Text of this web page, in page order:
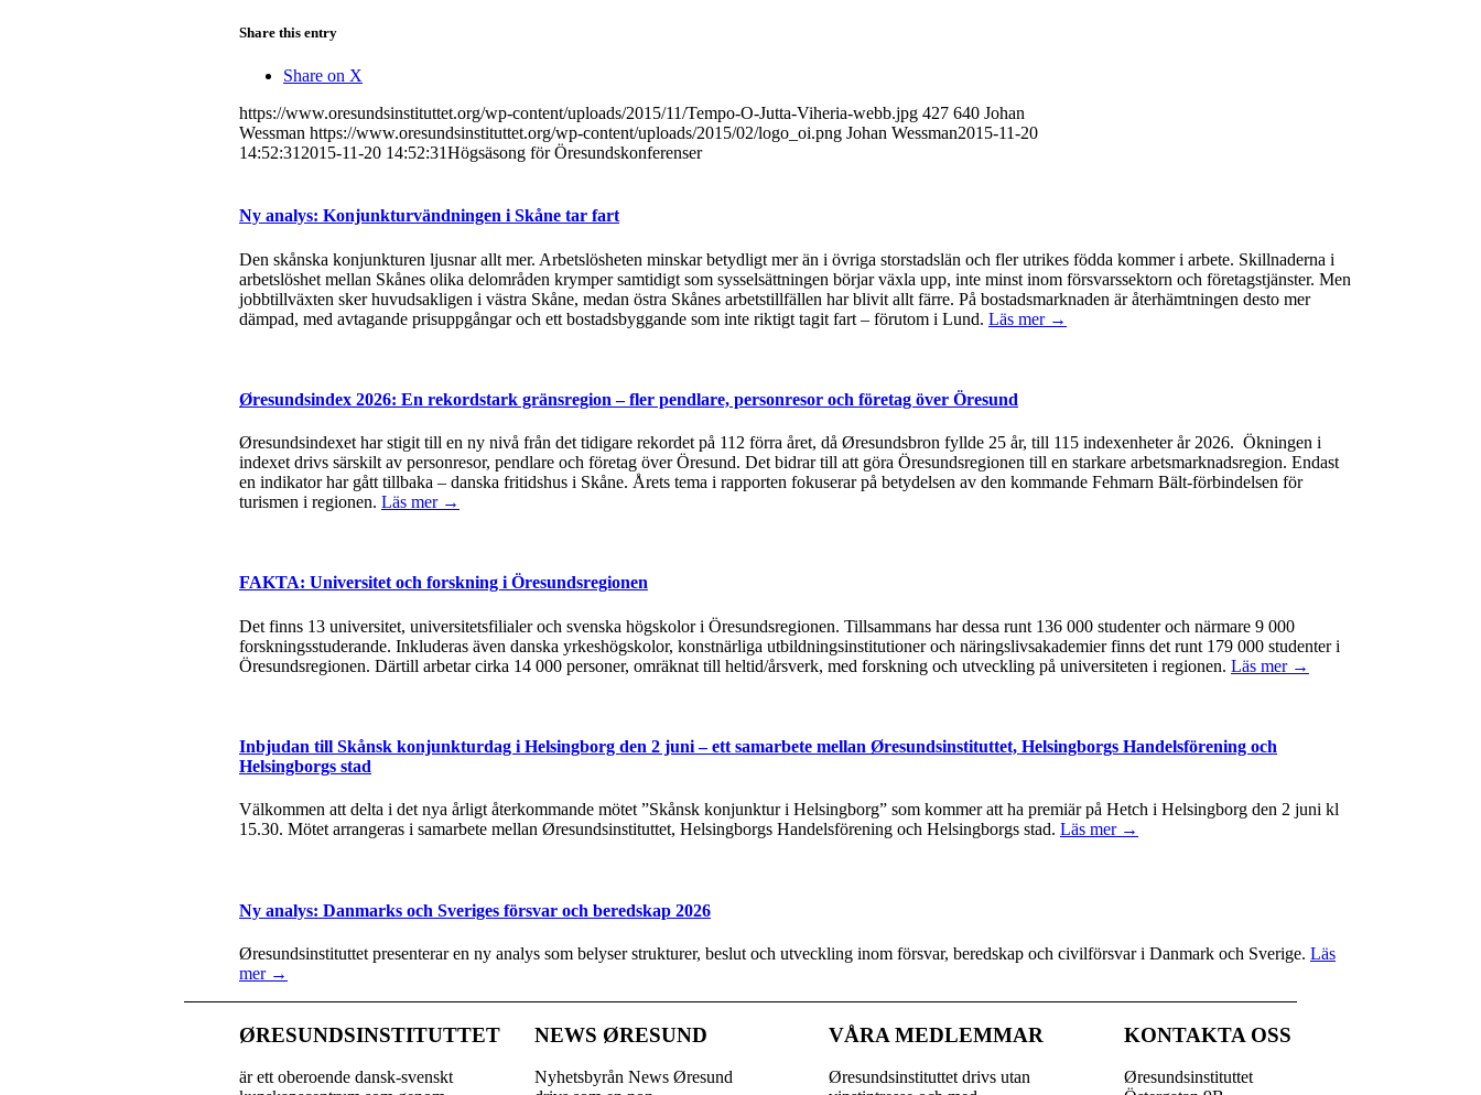
Share this entry
Share on X
https://www.oresundsinstituttet.org/wp-content/uploads/2015/11/Tempo-O-Jutta-Viheria-webb.jpg 427 640 Johan
Wessman https://www.oresundsinstituttet.org/wp-content/uploads/2015/02/logo_oi.png Johan Wessman2015-11-20
14:52:31 2015-11-20 14:52:31Högsäsong för Öresundskonferenser
Ny analys: Konjunkturvändningen i Skåne tar fart
Den skånska konjunkturen ljusnar allt mer. Arbetslösheten minskar betydligt mer än i övriga storstadslän och fler utrikes födda kommer i arbete. Skillnaderna i
arbetslöshet mellan Skånes olika delområden krymper samtidigt som sysselsättningen börjar växla upp, inte minst inom försvarssektorn och företagstjänster. Men
jobbtillväxten sker huvudsakligen i västra Skåne, medan östra Skånes arbetstillfällen har blivit allt färre. På bostadsmarknaden är återhämtningen desto mer
dämpad, med avtagande prisuppgångar och ett bostadsbyggande som inte riktigt tagit fart – förutom i Lund. Läs mer →
Øresundsindex 2026: En rekordstark gränsregion – fler pendlare, personresor och företag över Öresund
Øresundsindexet har stigit till en ny nivå från det tidigare rekordet på 112 förra året, då Øresundsbron fyllde 25 år, till 115 indexenheter år 2026. Ökningen i
indexet drivs särskilt av personresor, pendlare och företag över Öresund. Det bidrar till att göra Öresundsregionen till en starkare arbetsmarknadsregion. Endast
en indikator har gått tillbaka – danska fritidshus i Skåne. Årets tema i rapporten fokuserar på betydelsen av den kommande Fehmarn Bält-förbindelsen för
turismen i regionen. Läs mer →
FAKTA: Universitet och forskning i Öresundsregionen
Det finns 13 universitet, universitetsfilialer och svenska högskolor i Öresundsregionen. Tillsammans har dessa runt 136 000 studenter och närmare 9 000
forskningsstuderande. Inkluderas även danska yrkeshögskolor, konstnärliga utbildningsinstitutioner och näringslivsakademier finns det runt 179 000 studenter i
Öresundsregionen. Därtill arbetar cirka 14 000 personer, omräknat till heltid/årsverk, med forskning och utveckling på universiteten i regionen. Läs mer →
Inbjudan till Skånsk konjunkturdag i Helsingborg den 2 juni – ett samarbete mellan Øresundsinstituttet, Helsingborgs Handelsförening och
Helsingborgs stad
Välkommen att delta i det nya årligt återkommande mötet ”Skånsk konjunktur i Helsingborg” som kommer att ha premiär på Hetch i Helsingborg den 2 juni kl
15.30. Mötet arrangeras i samarbete mellan Øresundsinstituttet, Helsingborgs Handelsförening och Helsingborgs stad. Läs mer →
Ny analys: Danmarks och Sveriges försvar och beredskap 2026
Øresundsinstituttet presenterar en ny analys som belyser strukturer, beslut och utveckling inom försvar, beredskap och civilförsvar i Danmark och Sverige. Läs
mer →
ØRESUNDSINSTITUTTET
är ett oberoende dansk-svenskt
NEWS ØRESUND
Nyhetsbyrån News Øresund
VÅRA MEDLEMMAR
Øresundsinstituttet drivs utan
KONTAKTA OSS
Øresundsinstituttet